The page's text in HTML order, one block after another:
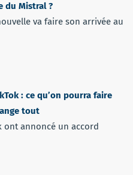
du Mistral ?
va faire son arrivée au
: ce qu’on pourra faire
tout
ont annoncé un accord